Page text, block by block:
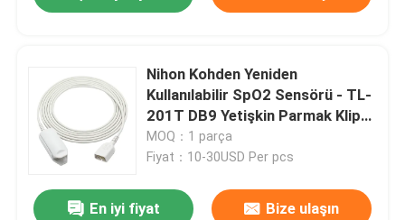
Nihon Kohden Yeniden
Kullanılabilir SpO2 Sensörü - TL-
201T DB9 Yetişkin Parmak Klipsi
SpO2 Sensörü
MOQ：1 parça
Fiyat：10-30USD Per pcs
En iyi fiyat Bize ulaşın